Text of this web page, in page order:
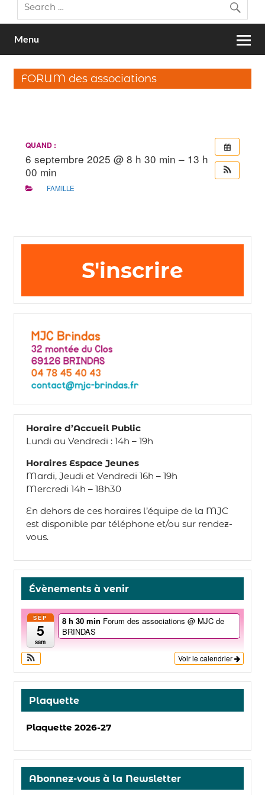
Menu
FORUM des associations
QUAND :
6 septembre 2025 @ 8 h 30 min – 13 h
00 min
FAMILLE
S'inscrire
Horaire d’Accueil Public
Lundi au Vendredi : 14h – 19h
Horaires Espace Jeunes
Mardi, Jeudi et Vendredi 16h – 19h
Mercredi 14h – 18h30
En dehors de ces horaires l’équipe de la MJC
est disponible par téléphone et/ou sur rendez-
vous.
Évènements à venir
SEP
5
sam
8 h 30 min Forum des associations @ MJC de
BRINDAS
Voir le calendrier
Plaquette
Plaquette 2026-27
Abonnez-vous à la Newsletter